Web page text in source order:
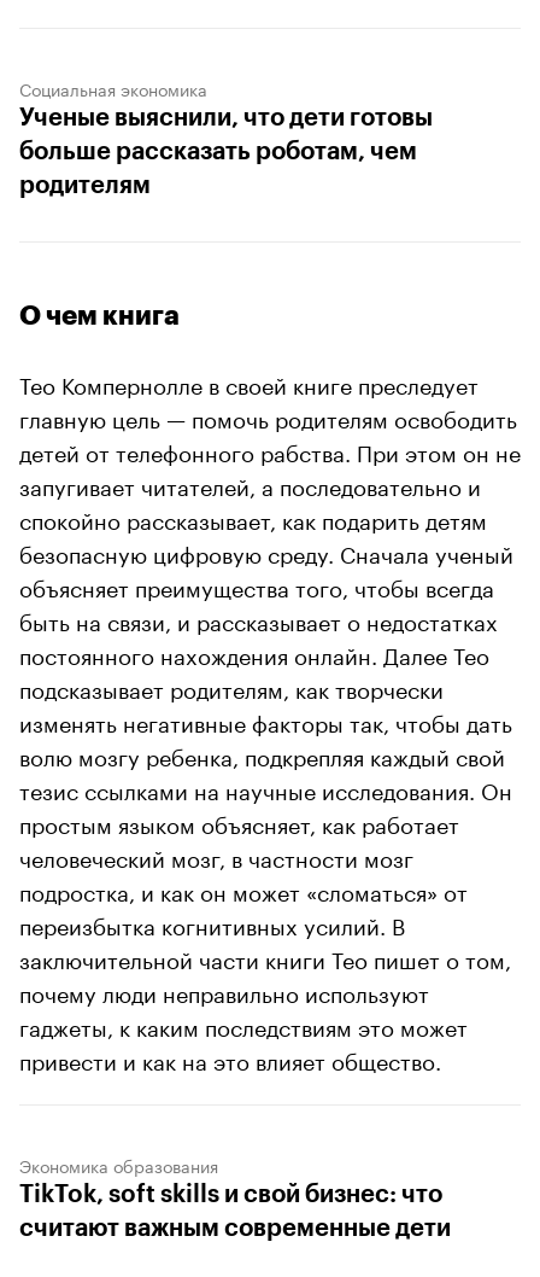
Социальная экономика
Ученые выяснили, что дети готовы
больше рассказать роботам, чем
родителям
О чем книга
Тео Компернолле в своей книге преследует
главную цель — помочь родителям освободить
детей от телефонного рабства. При этом он не
запугивает читателей, а последовательно и
спокойно рассказывает, как подарить детям
безопасную цифровую среду. Сначала ученый
объясняет преимущества того, чтобы всегда
быть на связи, и рассказывает о недостатках
постоянного нахождения онлайн. Далее Тео
подсказывает родителям, как творчески
изменять негативные факторы так, чтобы дать
волю мозгу ребенка, подкрепляя каждый свой
тезис ссылками на научные исследования. Он
простым языком объясняет, как работает
человеческий мозг, в частности мозг
подростка, и как он может «сломаться» от
переизбытка когнитивных усилий. В
заключительной части книги Тео пишет о том,
почему люди неправильно используют
гаджеты, к каким последствиям это может
привести и как на это влияет общество.
Экономика образования
TikTok, soft skills и свой бизнес: что
считают важным современные дети